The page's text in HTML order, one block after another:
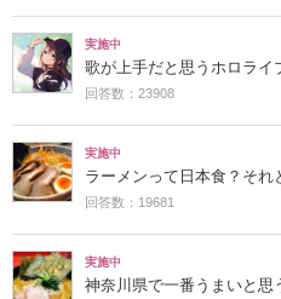
実施中
歌が上手だと思うホロライ
回答数：23908
実施中
ラーメンって日本食？それ
回答数：19681
実施中
神奈川県で一番うまいと思